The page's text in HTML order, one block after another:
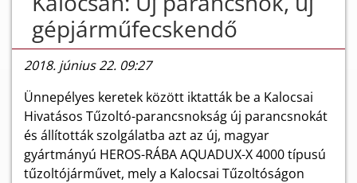
gépjárműfecskendő
2018. június 22. 09:27
Ünnepélyes keretek között iktatták be a Kalocsai
Hivatásos Tűzoltó-parancsnokság új parancsnokát
és állították szolgálatba azt az új, magyar
gyártmányú HEROS-RÁBA AQUADUX-X 4000 típusú
tűzoltójárművet, mely a Kalocsai Tűzoltóságon